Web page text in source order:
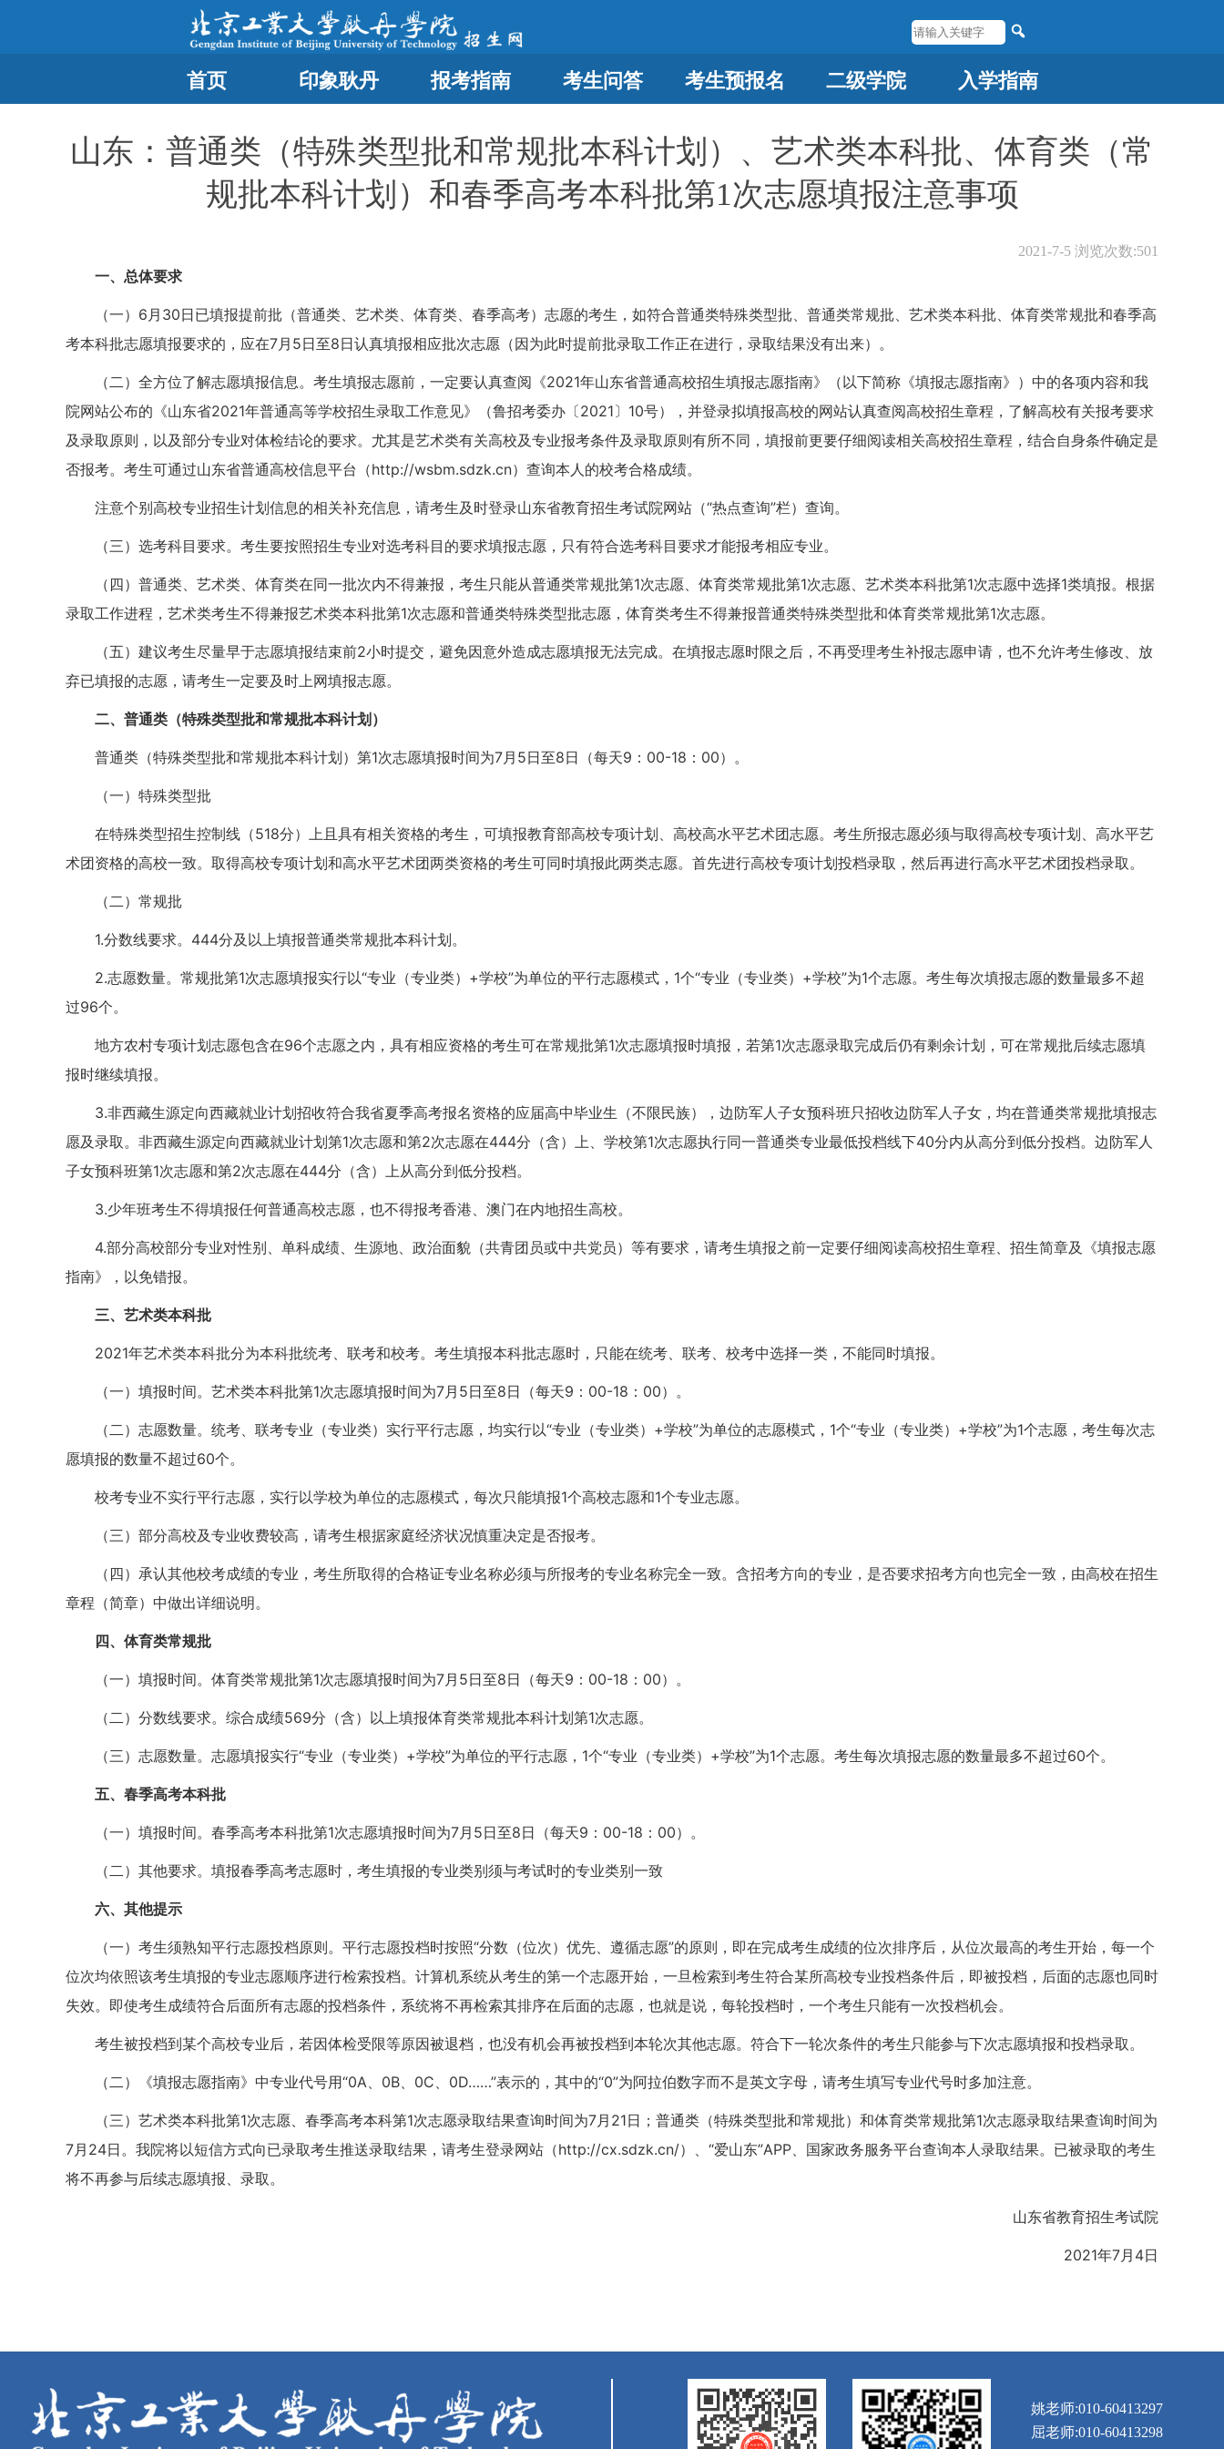
首页 印象耿丹 报考指南 考生问答 考生预报名 二级学院 入学指南
山东：普通类（特殊类型批和常规批本科计划）、艺术类本科批、体育类（常
规批本科计划）和春季高考本科批第1次志愿填报注意事项
2021-7-5 浏览次数:501
一、总体要求
（一）6月30日已填报提前批（普通类、艺术类、体育类、春季高考）志愿的考生，如符合普通类特殊类型批、普通类常规批、艺术类本科批、体育类常规批和春季高
考本科批志愿填报要求的，应在7月5日至8日认真填报相应批次志愿（因为此时提前批录取工作正在进行，录取结果没有出来）。
（二）全方位了解志愿填报信息。考生填报志愿前，一定要认真查阅《2021年山东省普通高校招生填报志愿指南》（以下简称《填报志愿指南》）中的各项内容和我
院网站公布的《山东省2021年普通高等学校招生录取工作意见》（鲁招考委办〔2021〕10号），并登录拟填报高校的网站认真查阅高校招生章程，了解高校有关报考要求
及录取原则，以及部分专业对体检结论的要求。尤其是艺术类有关高校及专业报考条件及录取原则有所不同，填报前更要仔细阅读相关高校招生章程，结合自身条件确定是
否报考。考生可通过山东省普通高校信息平台（http://wsbm.sdzk.cn）查询本人的校考合格成绩。
注意个别高校专业招生计划信息的相关补充信息，请考生及时登录山东省教育招生考试院网站（“热点查询”栏）查询。
（三）选考科目要求。考生要按照招生专业对选考科目的要求填报志愿，只有符合选考科目要求才能报考相应专业。
（四）普通类、艺术类、体育类在同一批次内不得兼报，考生只能从普通类常规批第1次志愿、体育类常规批第1次志愿、艺术类本科批第1次志愿中选择1类填报。根据
录取工作进程，艺术类考生不得兼报艺术类本科批第1次志愿和普通类特殊类型批志愿，体育类考生不得兼报普通类特殊类型批和体育类常规批第1次志愿。
（五）建议考生尽量早于志愿填报结束前2小时提交，避免因意外造成志愿填报无法完成。在填报志愿时限之后，不再受理考生补报志愿申请，也不允许考生修改、放
弃已填报的志愿，请考生一定要及时上网填报志愿。
二、普通类（特殊类型批和常规批本科计划）
普通类（特殊类型批和常规批本科计划）第1次志愿填报时间为7月5日至8日（每天9：00-18：00）。
（一）特殊类型批
在特殊类型招生控制线（518分）上且具有相关资格的考生，可填报教育部高校专项计划、高校高水平艺术团志愿。考生所报志愿必须与取得高校专项计划、高水平艺
术团资格的高校一致。取得高校专项计划和高水平艺术团两类资格的考生可同时填报此两类志愿。首先进行高校专项计划投档录取，然后再进行高水平艺术团投档录取。
（二）常规批
1.分数线要求。444分及以上填报普通类常规批本科计划。
2.志愿数量。常规批第1次志愿填报实行以“专业（专业类）+学校”为单位的平行志愿模式，1个“专业（专业类）+学校”为1个志愿。考生每次填报志愿的数量最多不超
过96个。
地方农村专项计划志愿包含在96个志愿之内，具有相应资格的考生可在常规批第1次志愿填报时填报，若第1次志愿录取完成后仍有剩余计划，可在常规批后续志愿填
报时继续填报。
3.非西藏生源定向西藏就业计划招收符合我省夏季高考报名资格的应届高中毕业生（不限民族），边防军人子女预科班只招收边防军人子女，均在普通类常规批填报志
愿及录取。非西藏生源定向西藏就业计划第1次志愿和第2次志愿在444分（含）上、学校第1次志愿执行同一普通类专业最低投档线下40分内从高分到低分投档。边防军人
子女预科班第1次志愿和第2次志愿在444分（含）上从高分到低分投档。
3.少年班考生不得填报任何普通高校志愿，也不得报考香港、澳门在内地招生高校。
4.部分高校部分专业对性别、单科成绩、生源地、政治面貌（共青团员或中共党员）等有要求，请考生填报之前一定要仔细阅读高校招生章程、招生简章及《填报志愿
指南》，以免错报。
三、艺术类本科批
2021年艺术类本科批分为本科批统考、联考和校考。考生填报本科批志愿时，只能在统考、联考、校考中选择一类，不能同时填报。
（一）填报时间。艺术类本科批第1次志愿填报时间为7月5日至8日（每天9：00-18：00）。
（二）志愿数量。统考、联考专业（专业类）实行平行志愿，均实行以“专业（专业类）+学校”为单位的志愿模式，1个“专业（专业类）+学校”为1个志愿，考生每次志
愿填报的数量不超过60个。
校考专业不实行平行志愿，实行以学校为单位的志愿模式，每次只能填报1个高校志愿和1个专业志愿。
（三）部分高校及专业收费较高，请考生根据家庭经济状况慎重决定是否报考。
（四）承认其他校考成绩的专业，考生所取得的合格证专业名称必须与所报考的专业名称完全一致。含招考方向的专业，是否要求招考方向也完全一致，由高校在招生
章程（简章）中做出详细说明。
四、体育类常规批
（一）填报时间。体育类常规批第1次志愿填报时间为7月5日至8日（每天9：00-18：00）。
（二）分数线要求。综合成绩569分（含）以上填报体育类常规批本科计划第1次志愿。
（三）志愿数量。志愿填报实行“专业（专业类）+学校”为单位的平行志愿，1个“专业（专业类）+学校”为1个志愿。考生每次填报志愿的数量最多不超过60个。
五、春季高考本科批
（一）填报时间。春季高考本科批第1次志愿填报时间为7月5日至8日（每天9：00-18：00）。
（二）其他要求。填报春季高考志愿时，考生填报的专业类别须与考试时的专业类别一致
六、其他提示
（一）考生须熟知平行志愿投档原则。平行志愿投档时按照“分数（位次）优先、遵循志愿”的原则，即在完成考生成绩的位次排序后，从位次最高的考生开始，每一个
位次均依照该考生填报的专业志愿顺序进行检索投档。计算机系统从考生的第一个志愿开始，一旦检索到考生符合某所高校专业投档条件后，即被投档，后面的志愿也同时
失效。即使考生成绩符合后面所有志愿的投档条件，系统将不再检索其排序在后面的志愿，也就是说，每轮投档时，一个考生只能有一次投档机会。
考生被投档到某个高校专业后，若因体检受限等原因被退档，也没有机会再被投档到本轮次其他志愿。符合下一轮次条件的考生只能参与下次志愿填报和投档录取。
（二）《填报志愿指南》中专业代号用“0A、0B、0C、0D……”表示的，其中的“0”为阿拉伯数字而不是英文字母，请考生填写专业代号时多加注意。
（三）艺术类本科批第1次志愿、春季高考本科第1次志愿录取结果查询时间为7月21日；普通类（特殊类型批和常规批）和体育类常规批第1次志愿录取结果查询时间为
7月24日。我院将以短信方式向已录取考生推送录取结果，请考生登录网站（http://cx.sdzk.cn/）、“爱山东”APP、国家政务服务平台查询本人录取结果。已被录取的考生
将不再参与后续志愿填报、录取。
山东省教育招生考试院
2021年7月4日
姚老师:010-60413297
屈老师:010-60413298